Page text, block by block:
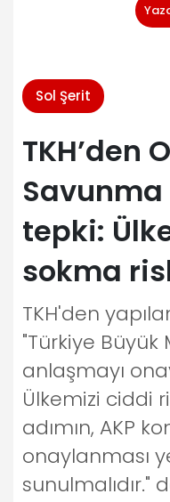
Sol Şerit
TKH’den
Savunma
tepki:
sokma
TKH'den
"Türkiye Büyük
anlaşmayı
Ülkemizi ciddi
adımın, AKP
onaylanması
sunulmalıdır."